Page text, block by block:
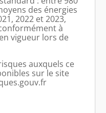
des énergies
2022 et 2023,
à
vigueur lors de
auxquels ce
sur le site